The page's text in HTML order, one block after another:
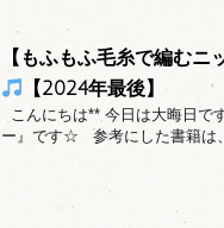
【もふもふ毛糸で編む
【2024年最後】
こんにちは** 今日は大晦日で
ー』です☆ 参考にした書籍は